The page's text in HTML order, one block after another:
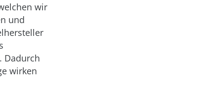
wir
und
Dadurch
wirken